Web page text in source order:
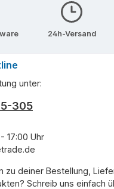
24h-Versand
unter:
305
17:00 Uhr
zu deiner Bestellung,
Schreib uns einfach